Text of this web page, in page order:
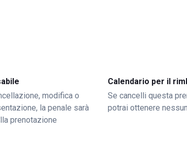
modifica o
la penale sarà
prenotazione
Calendario per il
Se cancelli questa
potrai ottenere